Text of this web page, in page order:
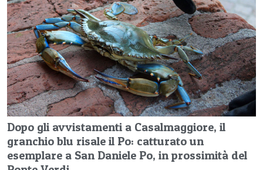
Dopo gli avvistamenti a Casalmaggiore, il
granchio blu risale il Po: catturato un
esemplare a San Daniele Po, in prossimità del